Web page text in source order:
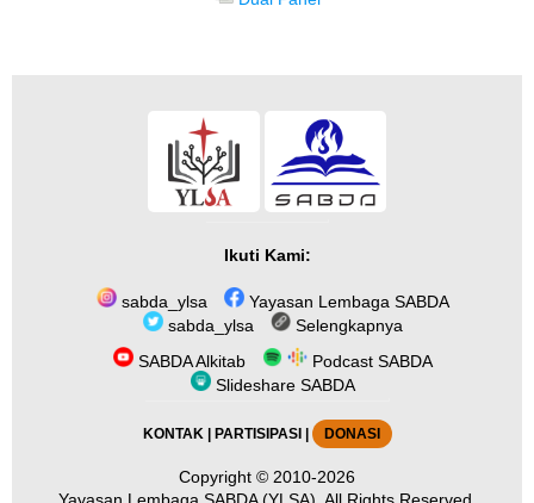
Ikuti Kami:
sabda_ylsa
Yayasan Lembaga SABDA
sabda_ylsa
Selengkapnya
SABDA Alkitab
Podcast SABDA
Slideshare SABDA
KONTAK| PARTISIPASI DONASI
Copyright © 2010-2026